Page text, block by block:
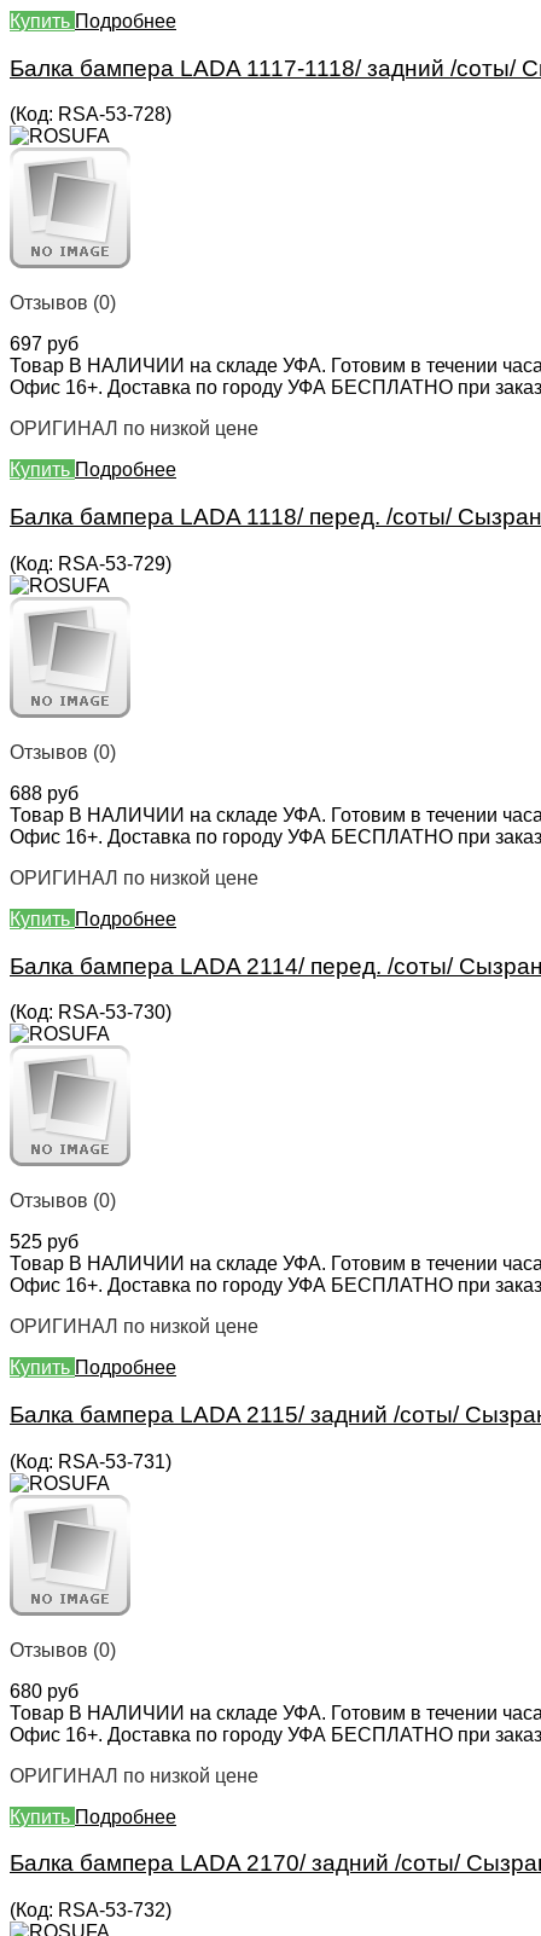
Купить Подробнее
Балка бампера LADA 1117-1118/ задний /соты/
(Код: RSA-53-728)
Отзывов (0)
697 руб
Товар В НАЛИЧИИ на складе УФА. Готовим в течении
Офис 16+. Доставка по городу УФА БЕСПЛАТНО при
ОРИГИНАЛ по низкой цене
Купить Подробнее
Балка бампера LADA 1118/ перед. /соты/
(Код: RSA-53-729)
Отзывов (0)
688 руб
Товар В НАЛИЧИИ на складе УФА. Готовим в течении
Офис 16+. Доставка по городу УФА БЕСПЛАТНО при
ОРИГИНАЛ по низкой цене
Купить Подробнее
Балка бампера LADA 2114/ перед. /соты/
(Код: RSA-53-730)
Отзывов (0)
525 руб
Товар В НАЛИЧИИ на складе УФА. Готовим в течении
Офис 16+. Доставка по городу УФА БЕСПЛАТНО при
ОРИГИНАЛ по низкой цене
Купить Подробнее
Балка бампера LADA 2115/ задний /соты/
(Код: RSA-53-731)
Отзывов (0)
680 руб
Товар В НАЛИЧИИ на складе УФА. Готовим в течении
Офис 16+. Доставка по городу УФА БЕСПЛАТНО при
ОРИГИНАЛ по низкой цене
Купить Подробнее
Балка бампера LADA 2170/ задний /соты/
(Код: RSA-53-732)